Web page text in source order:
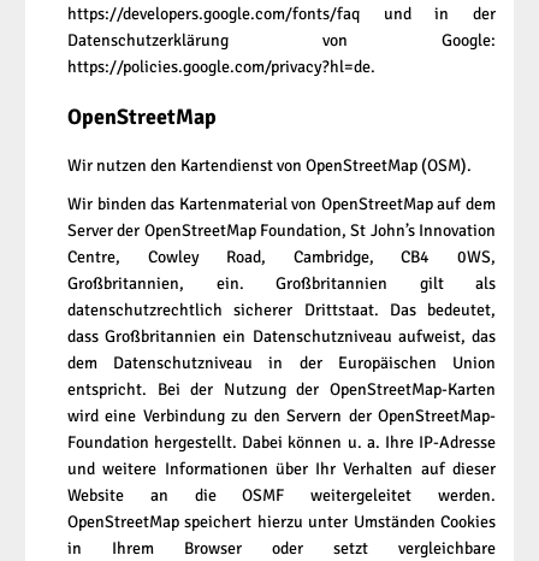
https://developers.google.com/fonts/faq und in der
Datenschutzerklärung von Google:
https://policies.google.com/privacy?hl=de.
OpenStreetMap
Wir nutzen den Kartendienst von OpenStreetMap (OSM).
Wir binden das Kartenmaterial von OpenStreetMap auf dem
Server der OpenStreetMap Foundation, St John’s Innovation
Centre, Cowley Road, Cambridge, CB4 0WS,
Großbritannien, ein. Großbritannien gilt als
datenschutzrechtlich sicherer Drittstaat. Das bedeutet,
dass Großbritannien ein Datenschutzniveau aufweist, das
dem Datenschutzniveau in der Europäischen Union
entspricht. Bei der Nutzung der OpenStreetMap-Karten
wird eine Verbindung zu den Servern der OpenStreetMap-
Foundation hergestellt. Dabei können u. a. Ihre IP-Adresse
und weitere Informationen über Ihr Verhalten auf dieser
Website an die OSMF weitergeleitet werden.
OpenStreetMap speichert hierzu unter Umständen Cookies
in Ihrem Browser oder setzt vergleichbare